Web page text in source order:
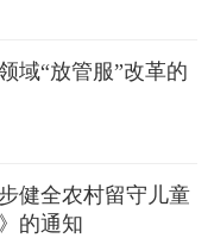
域“放管服”改革的
健全农村留守儿童
的通知